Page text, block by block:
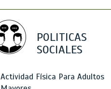
POLITICAS
SOCIALES
Actividad Física Para Adultos